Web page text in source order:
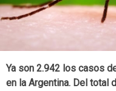
Ya son 2.942 los casos
en la Argentina. Del total